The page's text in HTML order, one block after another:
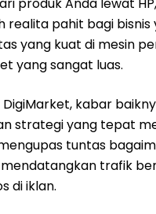
realita pahit bagi
yang kuat di mesin
yang sangat luas.
kabar
strategi yang tepat
tuntas
trafik
di iklan.